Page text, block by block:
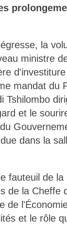
la
ministre
mandat du
Tshilombo
et le
dans la
fauteuil de
de la Cheffe
de
et le rôle